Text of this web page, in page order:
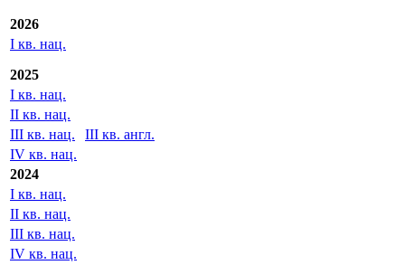
Отчетность МСФО/US GAAP
2026
I кв. нац.
2025
I кв. нац.
II кв. нац.
III кв. нац.
IV кв. нац.
2024
I кв. нац.